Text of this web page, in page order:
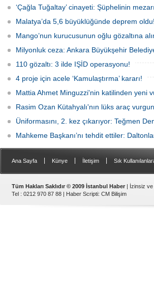
karıştı. 4
kaldırıldığı
kaybeden
soruşturma
çeken
‘Çağla Tuğaltay’ cinayeti: Şüphelinin
Malatya’da 5,6 büyüklüğünde deprem oldu!
Mango’nun kurucusunun oğlu gözaltına
Milyonluk ceza: Ankara Büyükşehir
110 gözaltı: 3 ilde IŞİD operasyonu!
4 proje için acele ‘Kamulaştırma’ kararı!
Mattia Ahmet Minguzzi'nin katilinden yeni
Rasim Ozan Kütahyalı'nın lüks araç
Üniformasını, 2. kez çıkarıyor: Teğmen
Mahkeme Başkanı’nı tehdit ettiler:
Ana Sayfa Künye İletişim Sık
Tüm Hakları Saklıdır © 2009 İstanbul Haber | İzinsiz
Tel : 0212 970 87 88 | Haber Scripti: CM Bilişim